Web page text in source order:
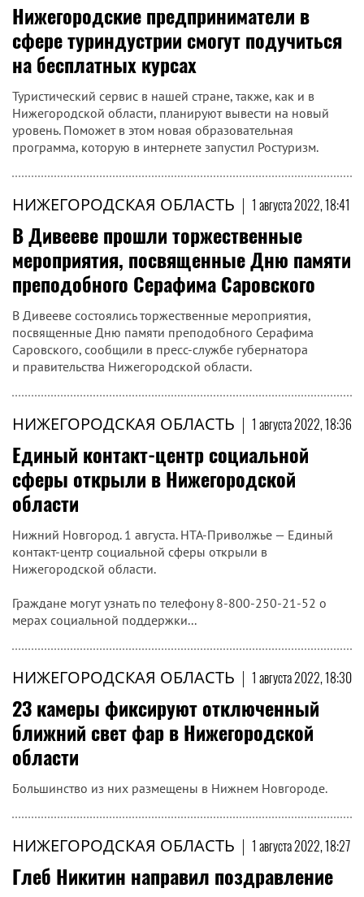
Нижегородские предприниматели в
сфере туриндустрии смогут подучиться
на бесплатных курсах
Туристический сервис в нашей стране, также, как и в
Нижегородской области, планируют вывести на новый
уровень. Поможет в этом новая образовательная
программа, которую в интернете запустил Ростуризм.
НИЖЕГОРОДСКАЯ ОБЛАСТЬ | 1 августа 2022, 18:41
В Дивееве прошли торжественные
мероприятия, посвященные Дню памяти
преподобного Серафима Саровского
В Дивееве состоялись торжественные мероприятия,
посвященные Дню памяти преподобного Серафима
Саровского, сообщили в пресс-службе губернатора
и правительства Нижегородской области.
НИЖЕГОРОДСКАЯ ОБЛАСТЬ | 1 августа 2022, 18:36
Единый контакт-центр социальной
сферы открыли в Нижегородской
области
Нижний Новгород. 1 августа. НТА-Приволжье — Единый
контакт-центр социальной сферы открыли в
Нижегородской области.
Граждане могут узнать по телефону 8-800-250-21-52 о
мерах социальной поддержки...
НИЖЕГОРОДСКАЯ ОБЛАСТЬ | 1 августа 2022, 18:30
23 камеры фиксируют отключенный
ближний свет фар в Нижегородской
области
Большинство из них размещены в Нижнем Новгороде.
НИЖЕГОРОДСКАЯ ОБЛАСТЬ | 1 августа 2022, 18:27
Глеб Никитин направил поздравление